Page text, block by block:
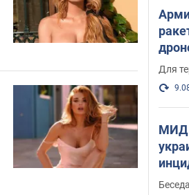
и
Для
МИД